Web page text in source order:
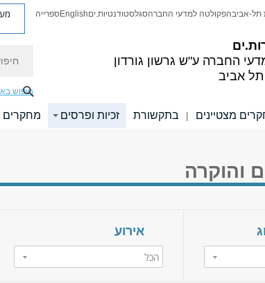
החברה ע"ש גרשון גורדון
תל אביב
תל-אביבהפקולטה למדעי החברהסגלסטודנטיות.יםEnglishספרייה
חיפוש
מצטיינים | בתקשורת זכיות ופרסים מחקרים
והוקרה
אירוע
הכל